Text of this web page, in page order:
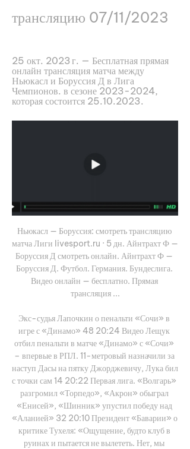
трансляцию 07/11/2023
25 окт. 2023 г. — Бесплатная прямая
онлайн трансляция матча между
Ньюкасл и Боруссия Д в Лига
Чемпионов. в сезоне 2023-2024,
которая состоится 25.10.2023.
Ньюкасл — Боруссия: смотреть трансляцию
матча Лиги livesport.ru · 5 дн. Айнтрахт Ф —
Боруссия Д смотреть онлайн. Айнтрахт Ф —
Боруссия Д. Футбол. Германия. Бундеслига.
Видео онлайн — бесплатно. Прямая
трансляция ...
Экс-судья Лапочкин о пенальти «Сочи» в
игре с «Динамо» 48 20:24 Видео Лещук
отбил пенальти в матче «Динамо» с «Сочи»
– впервые в РПЛ. 11-метровый назначили за
наступ Дасы на пятку Джорджевичу, Лука бил
с точки сам 14 20:22 Первая лига. «Волгарь»
разгромил «Торпедо», «Акрон» обыграл
«Енисей», «Шинник» упустил победу над
«Аланией» 32 20:10 Президент «Баварии» о
критике Тухеля: «Ощущение, будто клуб в
руинах и пытается не вылететь. Нет, мы